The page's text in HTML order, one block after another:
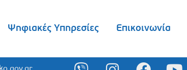
Ψηφιακές Υπηρεσίες Επικοινωνία